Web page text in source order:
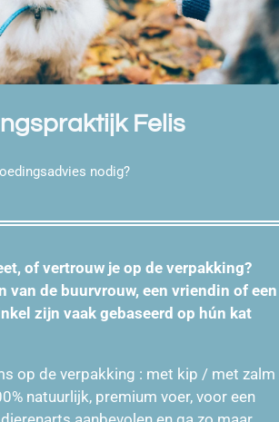
Felis
nodig?
of vertrouw je op de verpakking?
van de buurvrouw, een vriendin of een
zijn vaak gebaseerd op hún kat
op de verpakking : met kip / met zalm
natuurlijk, premium voer, voor een